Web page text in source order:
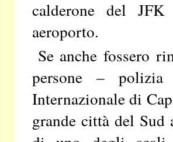
calderone del
aeroporto.
Se anche fossero
persone – polizia
Internazionale di
grande città del